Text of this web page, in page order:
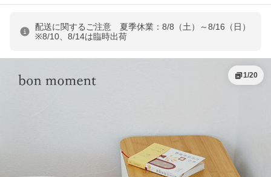
配送に関するご注意 夏季休業：8/8（土）～8/16（日）
※8/10、8/14は臨時出荷
1/20